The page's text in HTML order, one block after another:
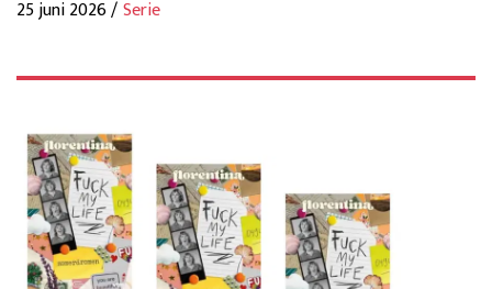
25 juni 2026 /Serie